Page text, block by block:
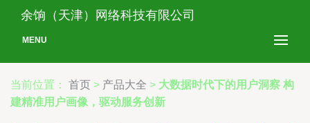
余饷（天津）网络科技有限公司
MENU
当前位置： 首页 > 产品大全 > 大数据时代下的用户洞察 构
建精准用户画像，驱动服务创新